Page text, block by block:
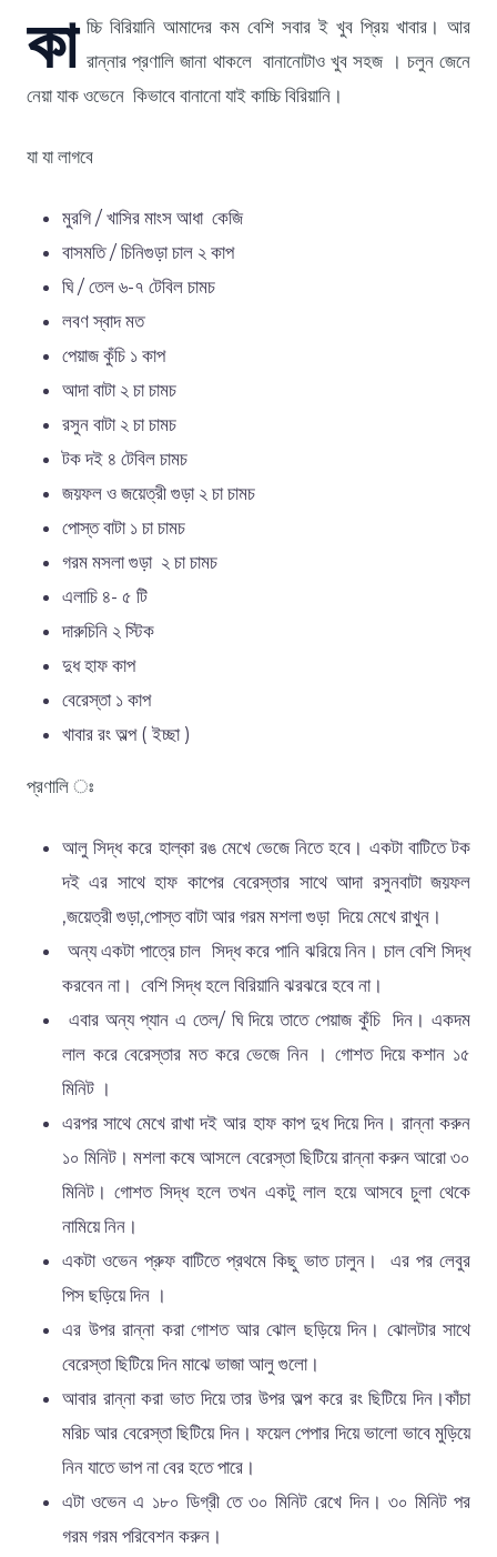
কা চ্চি বিরিয়ানি আমাদের কম বেশি সবার ই খুব প্রিয় খাবার। আর
রান্নার প্রণালি জানা থাকলে বানানোটাও খুব সহজ । চলুন জেনে
নেয়া যাক ওভেনে কিভাবে বানানো যাই কাচ্চি বিরিয়ানি।
যা যা লাগবে
মুরগি / খাসির মাংস আধা কেজি
বাসমতি / চিনিগুড়া চাল ২ কাপ
ঘি / তেল ৬-৭ টেবিল চামচ
লবণ স্বাদ মত
পেয়াজ কুঁচি ১ কাপ
আদা বাটা ২ চা চামচ
রসুন বাটা ২ চা চামচ
টক দই ৪ টেবিল চামচ
জয়ফল ও জয়েত্রী গুড়া ২ চা চামচ
পোস্ত বাটা ১ চা চামচ
গরম মসলা গুড়া ২ চা চামচ
এলাচি ৪- ৫ টি
দারুচিনি ২ স্টিক
দুধ হাফ কাপ
বেরেস্তা ১ কাপ
খাবার রং অল্প ( ইচ্ছা )
প্রণালি ঃ
আলু সিদ্ধ করে হাল্কা রঙ মেখে ভেজে নিতে হবে। একটা বাটিতে টক
দই এর সাথে হাফ কাপের বেরেস্তার সাথে আদা রসুনবাটা জয়ফল
,জয়েত্রী গুড়া,পোস্ত বাটা আর গরম মশলা গুড়া দিয়ে মেখে রাখুন।
অন্য একটা পাত্রে চাল সিদ্ধ করে পানি ঝরিয়ে নিন। চাল বেশি সিদ্ধ
করবেন না। বেশি সিদ্ধ হলে বিরিয়ানি ঝরঝরে হবে না।
এবার অন্য প্যান এ তেল/ ঘি দিয়ে তাতে পেয়াজ কুঁচি দিন। একদম
লাল করে বেরেস্তার মত করে ভেজে নিন । গোশত দিয়ে কশান ১৫
মিনিট ।
এরপর সাথে মেখে রাখা দই আর হাফ কাপ দুধ দিয়ে দিন। রান্না করুন
১০ মিনিট। মশলা কষে আসলে বেরেস্তা ছিটিয়ে রান্না করুন আরো ৩০
মিনিট। গোশত সিদ্ধ হলে তখন একটু লাল হয়ে আসবে চুলা থেকে
নামিয়ে নিন।
একটা ওভেন প্রুফ বাটিতে প্রথমে কিছু ভাত ঢালুন। এর পর লেবুর
পিস ছড়িয়ে দিন ।
এর উপর রান্না করা গোশত আর ঝোল ছড়িয়ে দিন। ঝোলটার সাথে
বেরেস্তা ছিটিয়ে দিন মাঝে ভাজা আলু গুলো।
আবার রান্না করা ভাত দিয়ে তার উপর অল্প করে রং ছিটিয়ে দিন।কাঁচা
মরিচ আর বেরেস্তা ছিটিয়ে দিন। ফয়েল পেপার দিয়ে ভালো ভাবে মুড়িয়ে
নিন যাতে ভাপ না বের হতে পারে।
এটা ওভেন এ ১৮০ ডিগ্রী তে ৩০ মিনিট রেখে দিন। ৩০ মিনিট পর
গরম গরম পরিবেশন করুন।